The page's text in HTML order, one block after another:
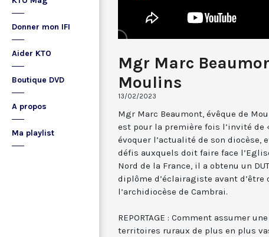
Donner mon IFI
Aider KTO
Boutique DVD
A propos
Ma playlist
Mgr Marc
Moulins
13/02/2023
Mgr Marc Beaumont, évêque de
est pour la première fois l’invité de
évoquer l’actualité de son
défis auxquels doit faire face
Nord de la France, il a obtenu un
diplôme d’éclairagiste avant d’être
l’archidiocèse de Cambrai.
REPORTAGE : Comment assumer
territoires ruraux de plus en plus